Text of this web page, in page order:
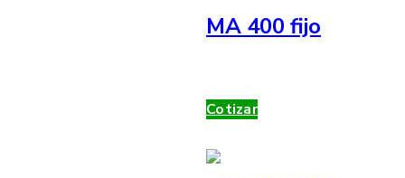
MA 400 fijo
Cotizar